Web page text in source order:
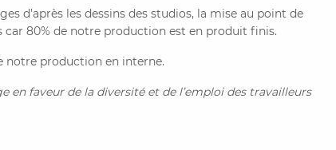
d’après les dessins des studios, la mise au point de
car 80% de notre production est en produit finis.
notre production en interne.
en faveur de la diversité et de l’emploi des travailleurs